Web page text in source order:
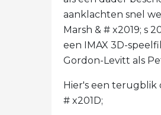
aanklachten snel
Marsh & # x2019; s
een IMAX 3D-
Gordon-Levitt als
Hier's een terugblik
# x201D;